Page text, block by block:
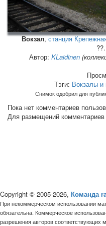
Вокзал,станция
Автор: KLaidinen
Тэги: Вокзалы и
Снимок одобрил для
Пока нет комментариев
Для размещений
Copyright © 2005-2026, Команда
При некоммерческом использовании
обязательна. Коммерческое
разрешения авторов соответствующих